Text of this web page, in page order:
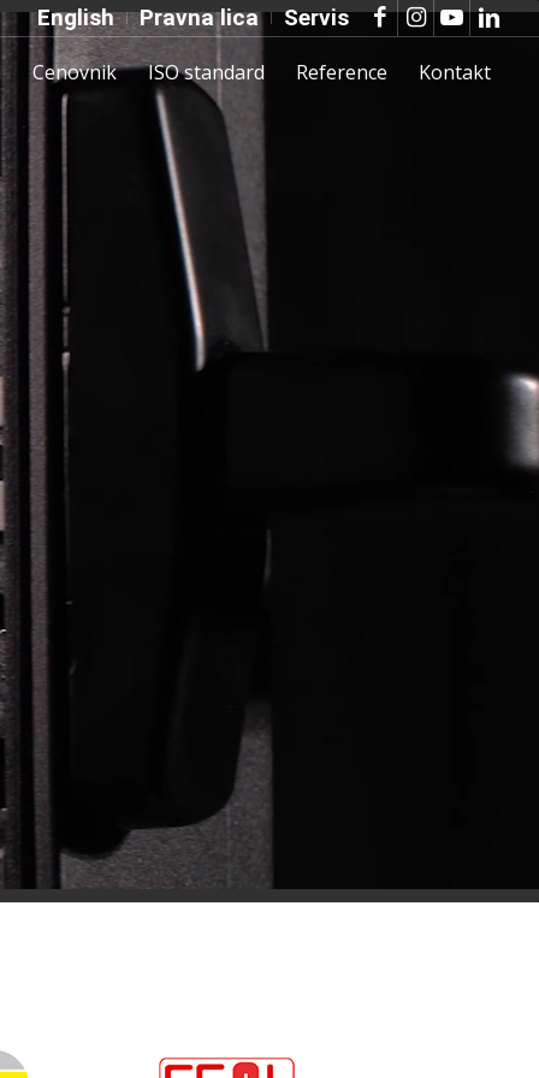
English Pravna lica Servis
Cenovnik ISO standard Reference Kontakt